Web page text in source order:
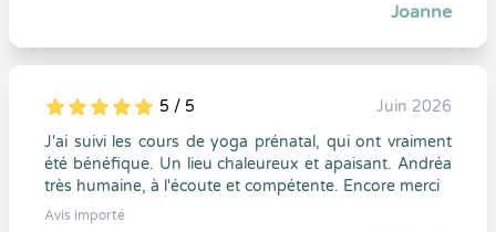
Joanne
5
1
5
0 5 / 5
Juin 2026
J'ai suivi les cours de yoga prénatal, qui ont vraiment
été bénéfique. Un lieu chaleureux et apaisant. Andréa
très humaine, à l'écoute et compétente. Encore merci
Avis importé